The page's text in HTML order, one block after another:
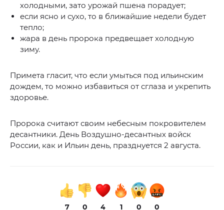
холодными, зато урожай пшена порадует;
если ясно и сухо, то в ближайшие недели будет
тепло;
жара в день пророка предвещает холодную
зиму.
Примета гласит, что если умыться под ильинским
дождем, то можно избавиться от сглаза и укрепить
здоровье.
Пророка считают своим небесным покровителем
десантники. День Воздушно-десантных войск
России, как и Ильин день, празднуется 2 августа.
7 0 4 1 0 0